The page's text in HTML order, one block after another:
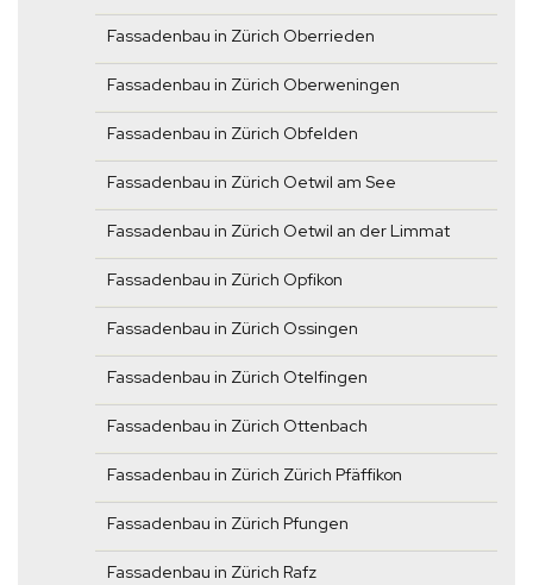
Fassadenbau in Zürich Oberrieden
Fassadenbau in Zürich Oberweningen
Fassadenbau in Zürich Obfelden
Fassadenbau in Zürich Oetwil am See
Fassadenbau in Zürich Oetwil an der Limmat
Fassadenbau in Zürich Opfikon
Fassadenbau in Zürich Ossingen
Fassadenbau in Zürich Otelfingen
Fassadenbau in Zürich Ottenbach
Fassadenbau in Zürich Zürich Pfäffikon
Fassadenbau in Zürich Pfungen
Fassadenbau in Zürich Rafz